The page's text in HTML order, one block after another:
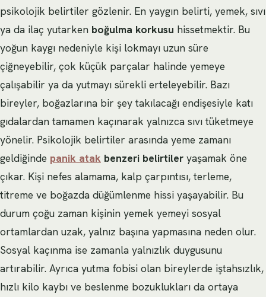
psikolojik belirtiler gözlenir. En yaygın belirti, yemek, sıvı
ya da ilaç yutarken boğulma korkusu hissetmektir. Bu
yoğun kaygı nedeniyle kişi lokmayı uzun süre
çiğneyebilir, çok küçük parçalar halinde yemeye
çalışabilir ya da yutmayı sürekli erteleyebilir. Bazı
bireyler, boğazlarına bir şey takılacağı endişesiyle katı
gıdalardan tamamen kaçınarak yalnızca sıvı tüketmeye
yönelir. Psikolojik belirtiler arasında yeme zamanı
geldiğinde panik atak benzeri belirtiler yaşamak öne
çıkar. Kişi nefes alamama, kalp çarpıntısı, terleme,
titreme ve boğazda düğümlenme hissi yaşayabilir. Bu
durum çoğu zaman kişinin yemek yemeyi sosyal
ortamlardan uzak, yalnız başına yapmasına neden olur.
Sosyal kaçınma ise zamanla yalnızlık duygusunu
artırabilir. Ayrıca yutma fobisi olan bireylerde iştahsızlık,
hızlı kilo kaybı ve beslenme bozuklukları da ortaya